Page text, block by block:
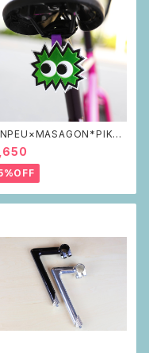
フレクター green